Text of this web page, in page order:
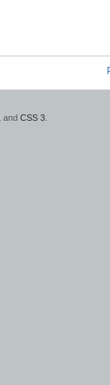
and CSS 3